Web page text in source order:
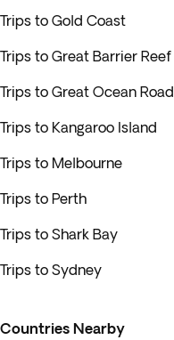
Trips to Gold Coast
Trips to Great Barrier Reef
Trips to Great Ocean Road
Trips to Kangaroo Island
Trips to Melbourne
Trips to Perth
Trips to Shark Bay
Trips to Sydney
Countries Nearby